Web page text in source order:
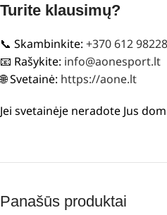
Turite klausimų?
📞 Skambinkite: +370 612 98228
📧 Rašykite: info@aonesport.lt
🌐 Svetainė: https://aone.lt
Jei svetainėje neradote Jus
Panašūs produktai